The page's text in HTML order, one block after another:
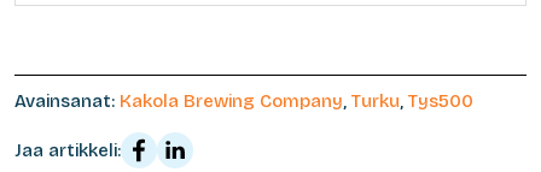
Avainsanat: Kakola Brewing Company, Turku, Tys500
Jaa artikkeli: